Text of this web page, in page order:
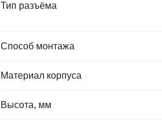
Тип разъёма
Способ монтажа
Материал корпуса
Высота, мм